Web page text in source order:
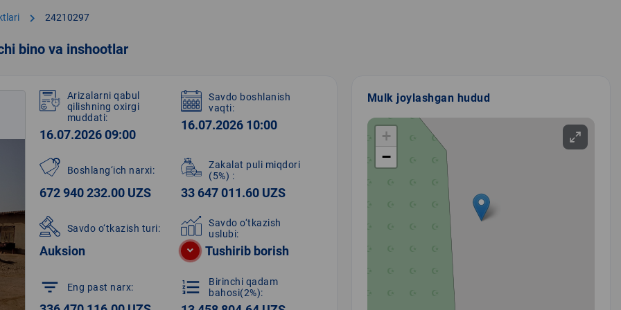
chevron_right 24210297
bino va inshootlar
Arizalarni qabul
qilishning oxirgi
muddati:
16.07.2026 09:00
Savdo boshlanish
vaqti:
16.07.2026 10:00
Boshlang‘ich narxi:
672 940 232.00 UZS
Zakalat puli miqdori
(5%) :
33 647 011.60 UZS
Savdo o‘tkazish turi:
Auksion
Savdo o‘tkazish
uslubi:
Tushirib borish
filter_list Eng past narx: format_list_numbered
Birinchi qadam
bahosi(2%):
Mulk joylashgan hudud
+
−